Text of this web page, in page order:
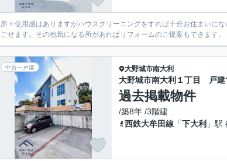
所々使用感はありますがハウスクリーニングをすれば十分お住まいに
ごせます。その他気になる所があればリフォームのご提案もできます。
中古一戸建 大野城市南大利
大野城市南大利１丁目 戸建
過去掲載物件
/築8年 /3階建
西鉄大牟田線 「下大利 」駅